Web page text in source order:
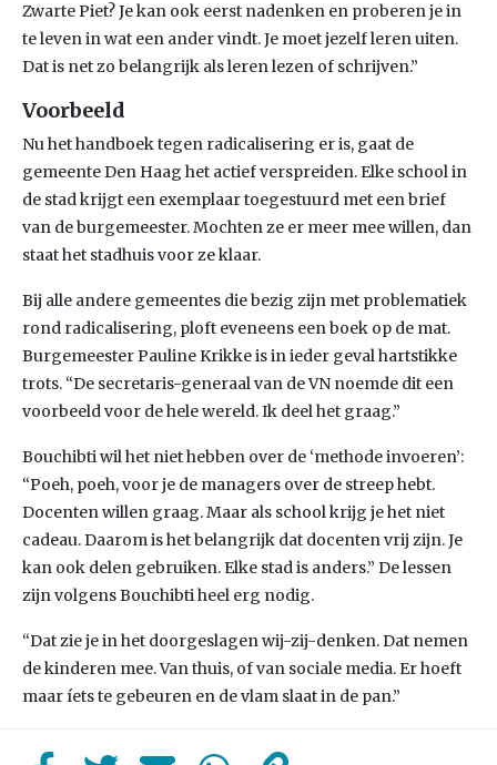
Zwarte Piet? Je kan ook eerst nadenken en proberen je in
te leven in wat een ander vindt. Je moet jezelf leren uiten.
Dat is net zo belangrijk als leren lezen of schrijven.”
Voorbeeld
Nu het handboek tegen radicalisering er is, gaat de
gemeente Den Haag het actief verspreiden. Elke school in
de stad krijgt een exemplaar toegestuurd met een brief
van de burgemeester. Mochten ze er meer mee willen, dan
staat het stadhuis voor ze klaar.
Bij alle andere gemeentes die bezig zijn met problematiek
rond radicalisering, ploft eveneens een boek op de mat.
Burgemeester Pauline Krikke is in ieder geval hartstikke
trots. “De secretaris-generaal van de VN noemde dit een
voorbeeld voor de hele wereld. Ik deel het graag.”
Bouchibti wil het niet hebben over de ‘methode invoeren’:
“Poeh, poeh, voor je de managers over de streep hebt.
Docenten willen graag. Maar als school krijg je het niet
cadeau. Daarom is het belangrijk dat docenten vrij zijn. Je
kan ook delen gebruiken. Elke stad is anders.” De lessen
zijn volgens Bouchibti heel erg nodig.
“Dat zie je in het doorgeslagen wij-zij-denken. Dat nemen
de kinderen mee. Van thuis, of van sociale media. Er hoeft
maar íets te gebeuren en de vlam slaat in de pan.”